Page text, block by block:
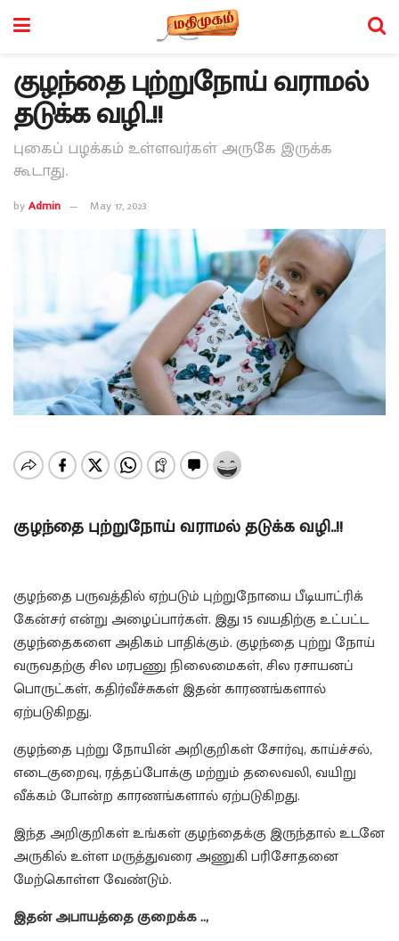
குழந்தை புற்றுநோய் வராமல்
தடுக்க வழி..!!
புகைப் பழக்கம் உள்ளவர்கள் அருகே இருக்க
கூடாது.
byAdmin May 17, 2023
குழந்தை புற்றுநோய் வராமல் தடுக்க வழி..!!
குழந்தை பருவத்தில் ஏற்படும் புற்றுநோயை பீடியாட்ரிக்
கேன்சர் என்று அழைப்பார்கள். இது 15 வயதிற்கு உட்பட்ட
குழந்தைகளை அதிகம் பாதிக்கும். குழந்தை புற்று நோய்
வருவதற்கு சில மரபணு நிலைமைகள், சில ரசாயனப்
பொருட்கள், கதிர்வீச்சுகள் இதன் காரணங்களால்
ஏற்படுகிறது.
குழந்தை புற்று நோயின் அறிகுறிகள் சோர்வு, காய்ச்சல்,
எடைகுறைவு, ரத்தப்போக்கு மற்றும் தலைவலி, வயிறு
வீக்கம் போன்ற காரணங்களால் ஏற்படுகிறது.
இந்த அறிகுறிகள் உங்கள் குழந்தைக்கு இருந்தால் உடனே
அருகில் உள்ள மருத்துவரை அணுகி பரிசோதனை
மேற்கொள்ள வேண்டும்.
இதன் அபாயத்தை குறைக்க ..,